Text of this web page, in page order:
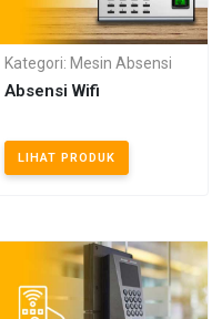
Kategori: Mesin Absensi
Absensi Wifi
LIHAT PRODUK